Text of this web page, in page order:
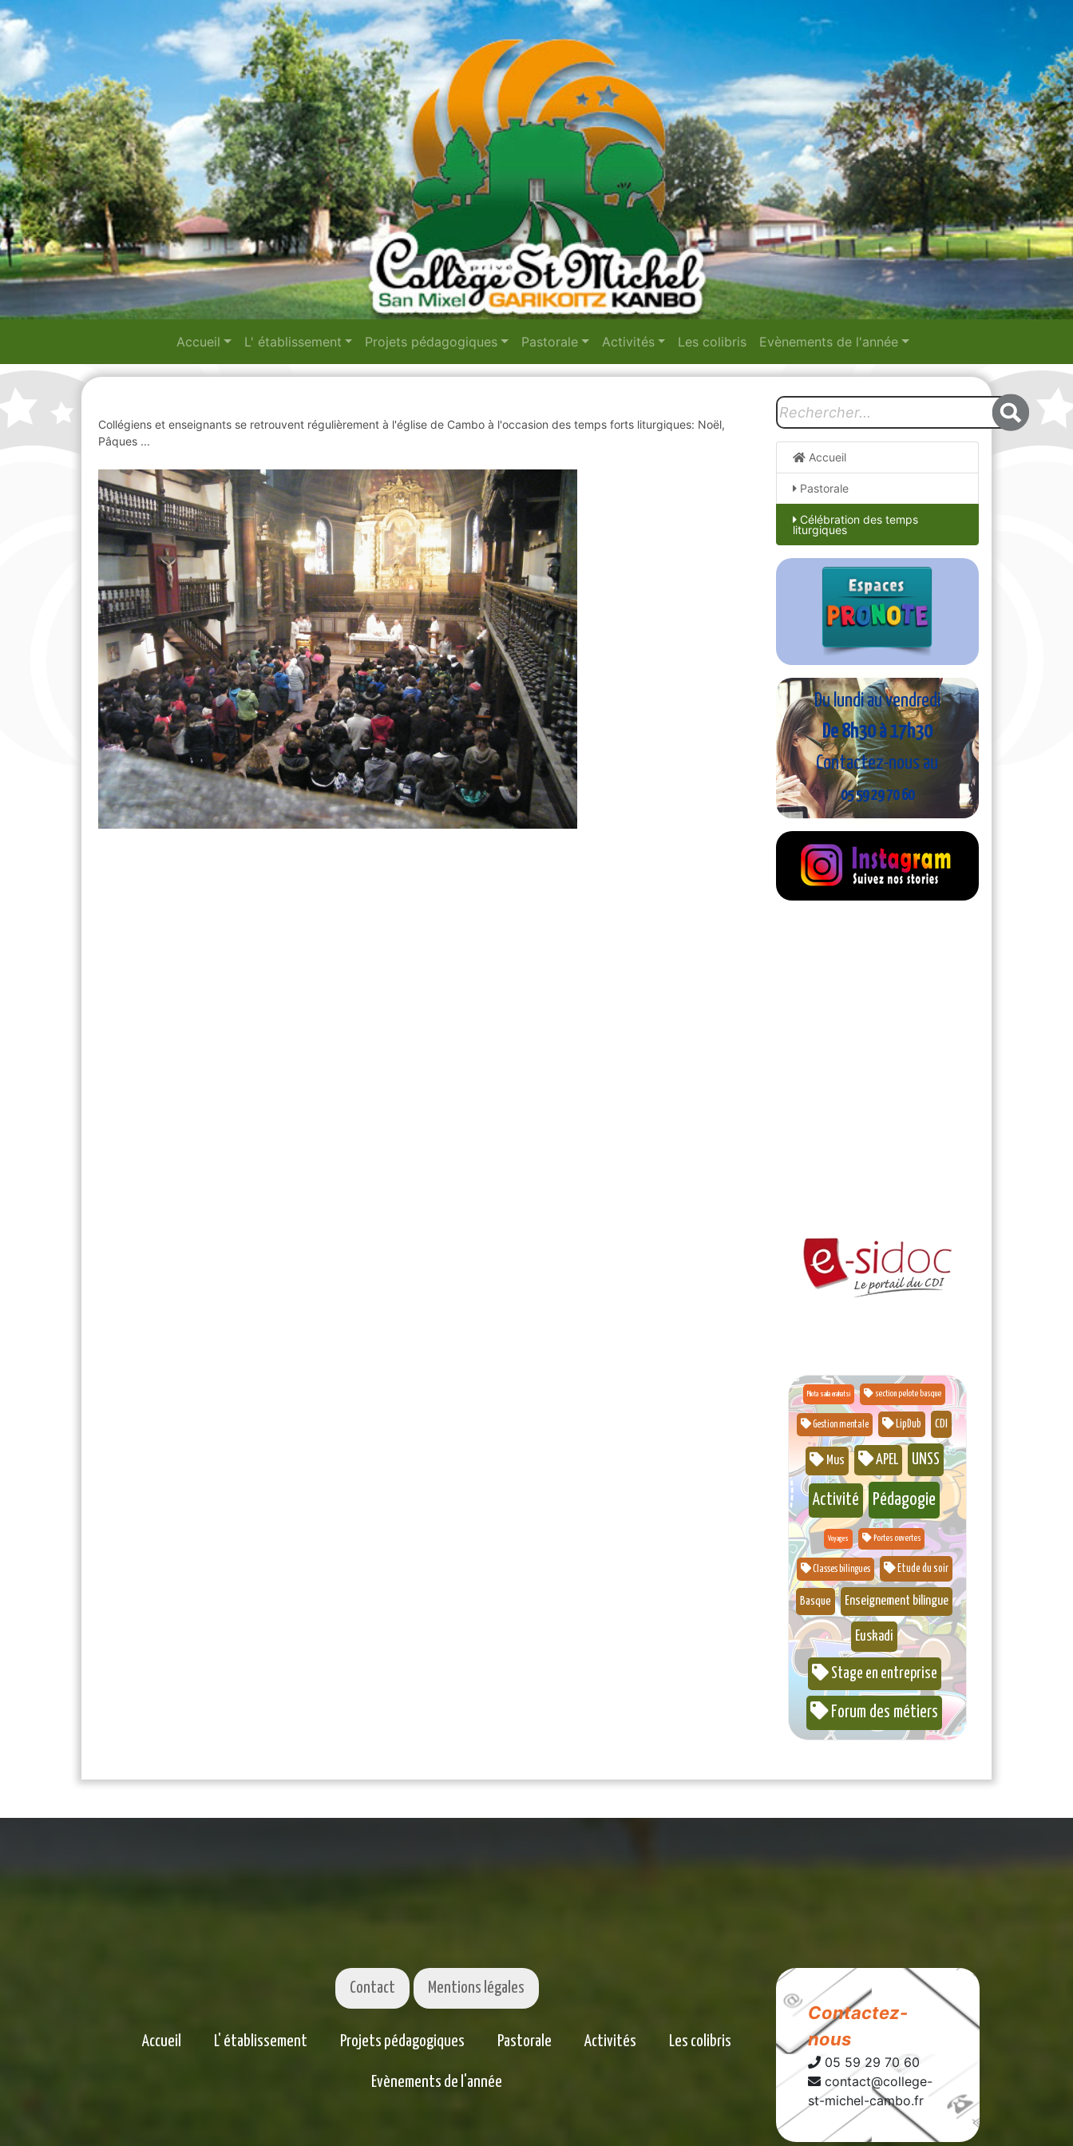
Accueil L' établissement Projets pédagogiques Pastorale Activités Les colibris Evènements de l'année
Collégiens et enseignants se retrouvent régulièrement à l'église de Cambo à l'occasion des temps forts liturgiques: Noël,
Pâques ...
Accueil
Pastorale
Célébration des temps
liturgiques
Du lundi au vendredi
De 8h30 à 17h30
Contactez-nous au
05 59 29 70 60
Pilota saila erakatsi section pelote basque
Gestion mentale LipDub CDI
Mus APEL UNSS
Activité Pédagogie
Voyages Portes ouvertes
Classes bilingues Etude du soir
Basque Enseignement bilingue
Euskadi
Stage en entreprise
Forum des métiers
Contact Mentions légales
Accueil L' établissement Projets pédagogiques Pastorale Activités Les colibris
Evènements de l'année
Contactez-
nous
05 59 29 70 60
contact@college-
st-michel-cambo.fr